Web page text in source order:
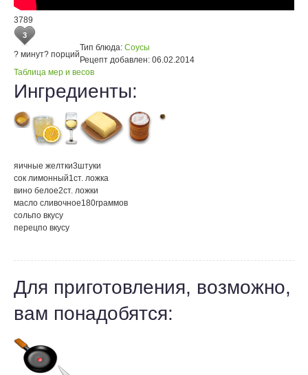
3789
3
? минут? порций
Тип блюда: Соусы
Рецепт добавлен: 06.02.2014
Таблица мер и весов
Ингредиенты:
яичные желтки3штуки
сок лимонный1ст. ложка
вино белое2ст. ложки
масло сливочное180граммов
сольпо вкусу
перецпо вкусу
Для приготовления, возможно,
вам понадобятся: